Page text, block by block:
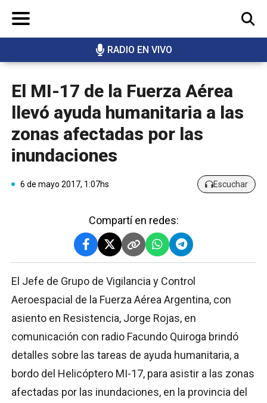
RADIO EN VIVO
BUSCAR
El MI-17 de la Fuerza Aérea
llevó ayuda humanitaria a las
zonas afectadas por las
inundaciones
6 de mayo 2017, 1:07hs Escuchar
Compartí en redes:
El Jefe de Grupo de Vigilancia y Control
Aeroespacial de la Fuerza Aérea Argentina, con
asiento en Resistencia, Jorge Rojas, en
comunicación con radio Facundo Quiroga brindó
detalles sobre las tareas de ayuda humanitaria, a
bordo del Helicóptero MI-17, para asistir a las zonas
afectadas por las inundaciones, en la provincia del